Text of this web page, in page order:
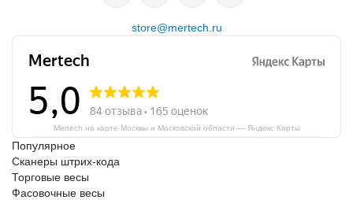
store@mertech.ru
Mertech на карте Москвы и Московской области — Яндекс Карты
Популярное
Сканеры штрих-кода
Торговые весы
Фасовочные весы